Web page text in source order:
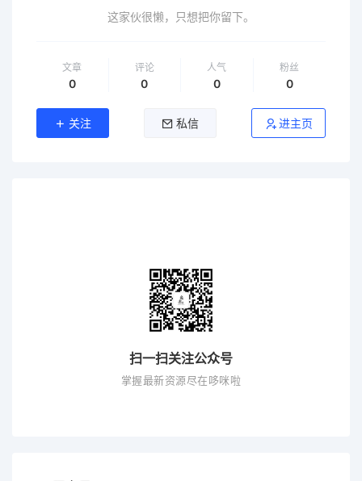
这家伙很懒，只想把你留下。
文章
0
评论
0
人气
0
粉丝
0
关注 私信 进主页
扫一扫关注公众号
掌握最新资源尽在哆咪啦